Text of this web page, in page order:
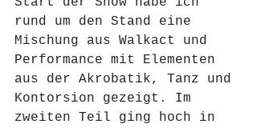
rund um den Stand eine
Mischung aus Walkact und
Performance mit Elementen
aus der Akrobatik, Tanz und
Kontorsion gezeigt. Im
zweiten Teil ging hoch in